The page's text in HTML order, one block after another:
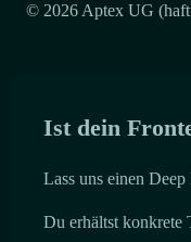
© 2026 Aptex UG
Ist dein
Lass uns einen
Du erhältst konkrete